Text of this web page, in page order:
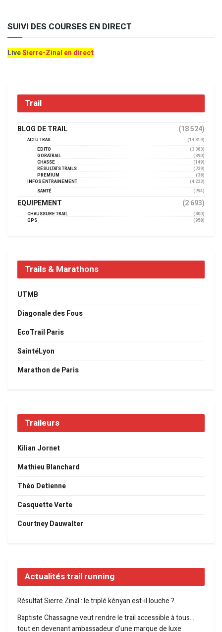
SUIVI DES COURSES EN DIRECT
LiveSierre-Zinal en direct
Trail
BLOG DE TRAIL (18 524)
ACTU TRAIL
(14 319)
EDITO
(3 363)
GORATRAIL
(390)
CHASSE
(149)
RÉSULTATS TRAILS
(739)
PREMIUM
(38)
INFOS ENTRAINEMENT
(4 233)
SANTÉ
(794)
EQUIPEMENT (2 693)
CHAUSSURE TRAIL
(800)
GPS
(958)
Trails & Marathons
UTMB
Diagonale des Fous
EcoTrail Paris
SaintéLyon
Marathon de Paris
Traileurs
Kilian Jornet
Mathieu Blanchard
Théo Detienne
Casquette Verte
Courtney Dauwalter
Actualités trail running
Résultat Sierre Zinal : le triplé kényan est-il louche ?
Baptiste Chassagne veut rendre le trail accessible à tous…
tout en devenant ambassadeur d’une marque de luxe